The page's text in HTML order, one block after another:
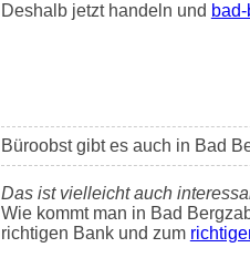
Deshalb jetzt handeln und
Büroobst gibt es auch in Bad
Das ist vielleicht auch
Wie kommt man in Bad
richtigen Bank und zum